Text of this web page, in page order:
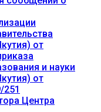
от
и науки
от
251
Центра